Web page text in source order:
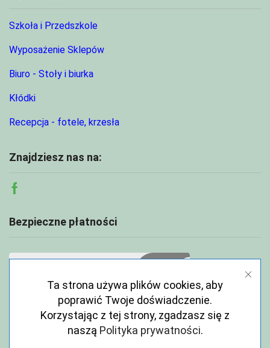
Szkoła i Przedszkole
Wyposażenie Sklepów
Biuro - Stoły i biurka
Kłódki
Recepcja - fotele, krzesła
Znajdziesz nas na:
Facebook
Bezpieczne płatności
Ta strona używa plików cookies, aby
poprawić Twoje doświadczenie.
Korzystając z tej strony, zgadzasz się z
naszą Polityka prywatności.